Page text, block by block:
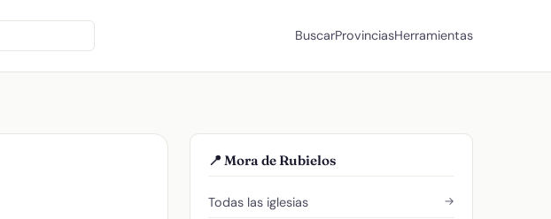
BuscarProvinciasHerramientas
📍 Mora de Rubielos
Todas las iglesias →